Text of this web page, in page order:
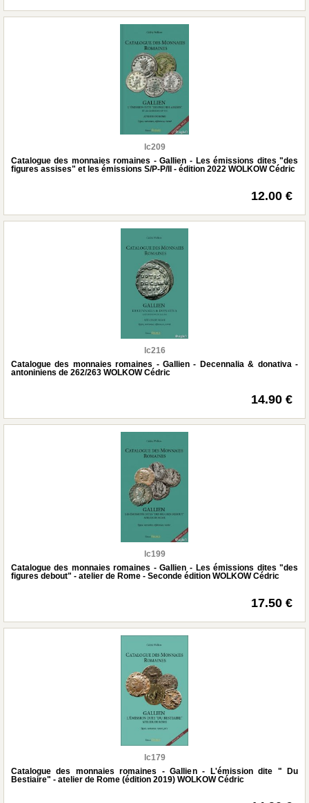
lc209
Catalogue des monnaies romaines - Gallien - Les émissions dites "des
figures assises" et les émissions S/P-P/II - édition 2022 WOLKOW Cédric
12.00 €
lc216
Catalogue des monnaies romaines - Gallien - Decennalia & donativa -
antoniniens de 262/263 WOLKOW Cédric
14.90 €
lc199
Catalogue des monnaies romaines - Gallien - Les émissions dites "des
figures debout" - atelier de Rome - Seconde édition WOLKOW Cédric
17.50 €
lc179
Catalogue des monnaies romaines - Gallien - L'émission dite " Du
Bestiaire" - atelier de Rome (édition 2019) WOLKOW Cédric